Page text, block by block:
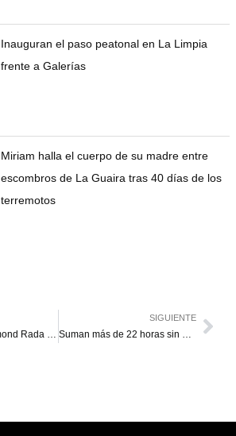
Inauguran el paso peatonal en La Limpia
frente a Galerías
Miriam halla el cuerpo de su madre entre
escombros de La Guaira tras 40 días de los
terremotos
Remy Abel y Raymond Rada son los nuevos refuerzos de Gaiteros del Zulia
SIGUIENTE
Suman más de 22 horas sin electricidad en el sector Lago y Sol